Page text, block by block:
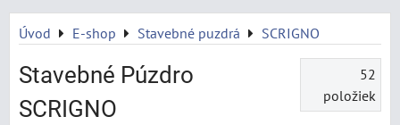
Úvod E-shop Stavebné puzdrá SCRIGNO
Stavebné Púzdro
SCRIGNO
52
položiek